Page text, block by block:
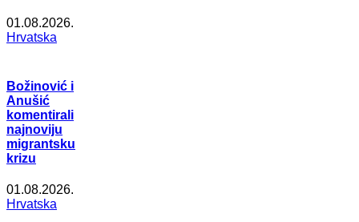
01.08.2026.
Hrvatska
Božinović i
Anušić
komentirali
najnoviju
migrantsku
krizu
01.08.2026.
Hrvatska